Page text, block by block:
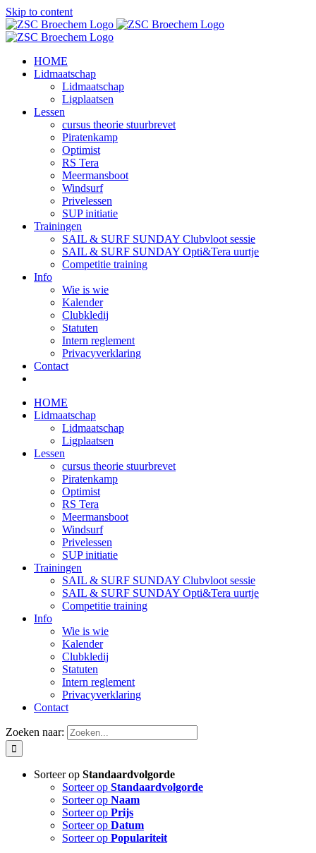
Skip to content
HOME
Lidmaatschap
Lidmaatschap
Ligplaatsen
Lessen
cursus theorie stuurbrevet
Piratenkamp
Optimist
RS Tera
Meermansboot
Windsurf
Privelessen
SUP initiatie
Trainingen
SAIL & SURF SUNDAY Clubvloot sessie
SAIL & SURF SUNDAY Opti&Tera uurtje
Competitie training
Info
Wie is wie
Kalender
Clubkledij
Statuten
Intern reglement
Privacyverklaring
Contact
HOME
Lidmaatschap
Lidmaatschap
Ligplaatsen
Lessen
cursus theorie stuurbrevet
Piratenkamp
Optimist
RS Tera
Meermansboot
Windsurf
Privelessen
SUP initiatie
Trainingen
SAIL & SURF SUNDAY Clubvloot sessie
SAIL & SURF SUNDAY Opti&Tera uurtje
Competitie training
Info
Wie is wie
Kalender
Clubkledij
Statuten
Intern reglement
Privacyverklaring
Contact
Zoeken naar:
Sorteer op Standaardvolgorde
Sorteer op Standaardvolgorde
Sorteer op Naam
Sorteer op Prijs
Sorteer op Datum
Sorteer op Populariteit